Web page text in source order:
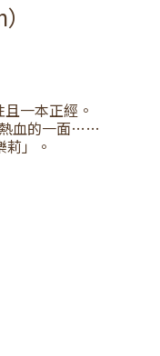
一本正經。
血的一面……
」。